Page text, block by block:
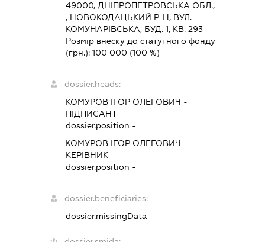
49000, ДНIПРОПЕТРОВСЬКА ОБЛ.,
, НОВОКОДАЦЬКИЙ Р-Н, ВУЛ.
КОМУНАРІВСЬКА, БУД. 1, КВ. 293
Розмір внеску до статутного фонду
(грн.): 100 000 (100 %)
dossier.heads:
КОМУРОВ ІГОР ОЛЕГОВИЧ -
ПІДПИСАНТ
dossier.position -
КОМУРОВ ІГОР ОЛЕГОВИЧ -
КЕРІВНИК
dossier.position -
dossier.beneficiaries:
dossier.missingData